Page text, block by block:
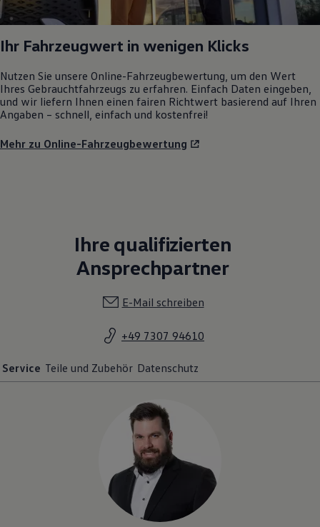
Ihr Fahrzeugwert in wenigen Klicks
Nutzen Sie unsere Online-Fahrzeugbewertung, um den Wert
Ihres Gebrauchtfahrzeugs zu erfahren. Einfach Daten eingeben,
und wir liefern Ihnen einen fairen Richtwert basierend auf Ihren
Angaben – schnell, einfach und kostenfrei!
Mehr zu Online-Fahrzeugbewertung
Ihre qualifizierten
Ansprechpartner
E-Mail schreiben
+49 7307 94610
Service Teile und Zubehör Datenschutz